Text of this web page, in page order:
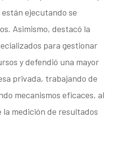
ejecutando se
Asimismo, destacó la
para gestionar
y defendió una mayor
privada, trabajando de
mecanismos eficaces, al
medición de resultados